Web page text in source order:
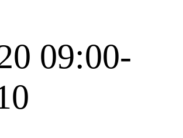
09:00-